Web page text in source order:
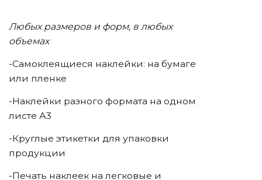
Любых размеров и форм, в любых
объемах
-Самоклеящиеся наклейки: на бумаге
или пленке
-Наклейки разного формата на одном
листе А3
-Круглые этикетки для упаковки
продукции
-Печать наклеек на легковые и